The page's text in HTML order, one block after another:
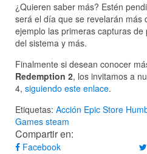
¿Quieren saber más? Estén
será el día que se revelarán más
ejemplo las primeras capturas
del sistema y más.
Finalmente si desean conocer
Redemption 2, los invitamos a
4, siguiendo este enlace.
Etiquetas: Acción Epic Store
Games steam
Compartir en:
Facebook